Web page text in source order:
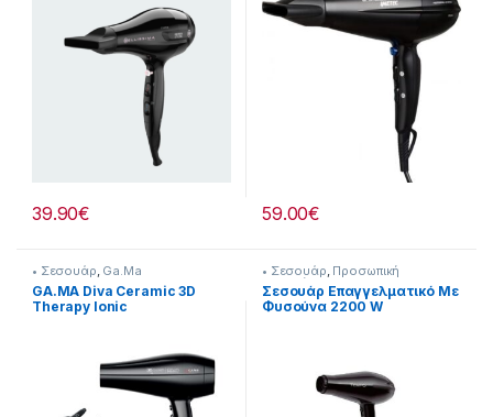
39.90€ 59.00€
• Σεσουάρ, Ga.Ma
GA.MA Diva Ceramic 3D
Therapy Ionic
• Σεσουάρ, Προσωπική
Φροντίδα
Σεσουάρ Επαγγελματικό Με
Φυσούνα 2200 W